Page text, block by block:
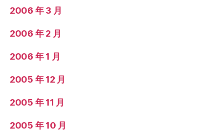
2006 年 3 月
2006 年 2 月
2006 年 1 月
2005 年 12 月
2005 年 11 月
2005 年 10 月